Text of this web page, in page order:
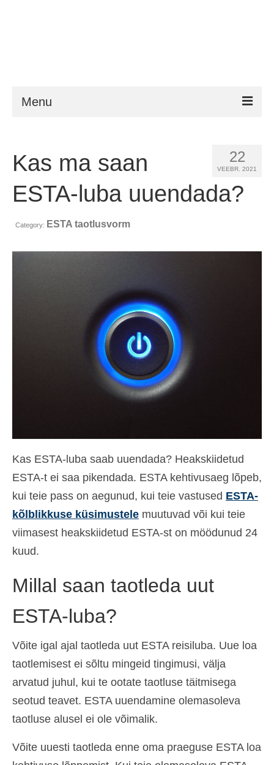
Menu
Nõuded
FAQ
Taotlemine
Hrvatski(Croatian)
(Czech)
Nederlands(Dutch)
English
Français(French)
Deutsch(German)
עברית( Hebrew)
Magyar(Hungarian
Italiano (Italian
日本語( Japanese)
한국어( Korean)
Norsk bokmål(Norwegian Bokmål
22
VEEBR. 2021
Kas ma saan
ESTA-luba uuendada?
Category: ESTA taotlusvorm
Kas ESTA-luba saab uuendada? Heakskiidetud
ESTA-t ei saa pikendada. ESTA kehtivusaeg lõpeb,
kui teie pass on aegunud, kui teie vastused ESTA-
kõlblikkuse küsimustele muutuvad või kui teie
viimasest heakskiidetud ESTA-st on möödunud 24
kuud.
Millal saan taotleda uut
ESTA-luba?
Võite igal ajal taotleda uut ESTA reisiluba. Uue loa
taotlemisest ei sõltu mingeid tingimusi, välja
arvatud juhul, kui te ootate taotluse täitmisega
seotud teavet. ESTA uuendamine olemasoleva
taotluse alusel ei ole võimalik.
Võite uuesti taotleda enne oma praeguse ESTA loa